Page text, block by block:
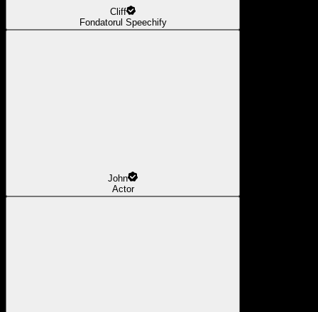
Cliff
Fondatorul Speechify
John
Actor